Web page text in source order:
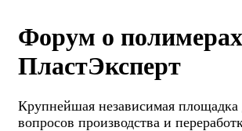
Форум о полимерах
ПластЭксперт
Крупнейшая независимая площадка
вопросов производства и